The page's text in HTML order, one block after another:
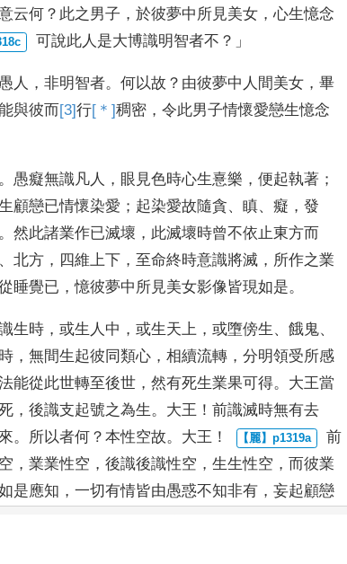
云何 ？ 此之男子 ， 於彼夢中所見美女 ， 心生憶念
可說此人是大博識明智者不 ？」
人 ， 非明智者。 何以故 ？ 由彼夢中人間美女 ， 畢
與彼而 [3]行[＊]稠密 ， 令此男子情懷愛戀生憶念
。 愚癡無識凡人 ， 眼見色時心生憙樂 ， 便起執著 ；
顧戀已情懷染愛 ； 起染愛故隨貪、 瞋、 癡 ， 發
。 然此諸業作已滅壞 ， 此滅壞時曾不依止東方而
、 北方 ， 四維上下 ， 至命終時意識將滅 ， 所作之業
睡覺已 ，憶彼夢中所見美女影像皆現如是。
生時 ， 或生人中 ， 或生天上 ， 或墮傍生 、 餓鬼、
， 無間生起彼同類心 ， 相續流轉 ， 分明領受所感
能從此世轉至後世 ， 然有死生業果可得。 大王當
， 後識支起號之為生。 大王 ！ 前識滅時無有去
。 所以者何 ？ 本性空故。 大王 ！
前
， 業業性空 ， 後識後識性空 ， 生生性空 ， 而彼業
是應知 ， 一切有情皆由愚惑不知非有 ， 妄起顧戀